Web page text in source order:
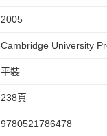
2005
Cambridge University
平裝
238頁
9780521786478